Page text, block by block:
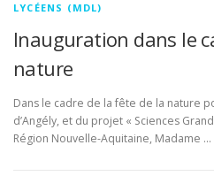
LYCÉENS (MDL)
Inauguration dans le
nature
Dans le cadre de la fête de la nature
d’Angély, et du projet « Sciences
Région Nouvelle-Aquitaine, Madame …